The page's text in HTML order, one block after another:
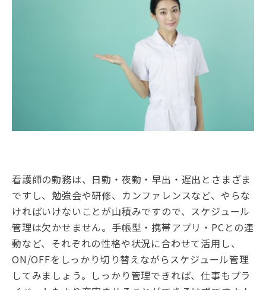
看護師の勤務は、日勤・夜勤・早出・遅出とさまざま
ですし、勉強会や研修、カンファレンスなど、やらな
ければいけないことが山積みですので、スケジュール
管理は欠かせません。手帳型・携帯アプリ・PCとの連
動など、それぞれの性格や状況に合わせて活用し、
ON/OFFをしっかり切り替えながらスケジュール管理
してみましょう。しっかり管理できれば、仕事もプラ